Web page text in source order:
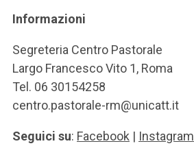
Informazioni
Segreteria Centro Pastorale
Largo Francesco Vito 1, Roma
Tel. 06 30154258
centro.pastorale-rm@unicatt.it
Seguici su: Facebook | Instagram